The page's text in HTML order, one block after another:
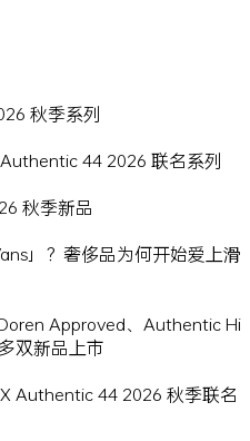
秋季系列
Authentic 44 2026 联名系列
秋季新品
」？奢侈品为何开始爱上滑
Approved、Authentic Hi
双新品上市
Authentic 44 2026 秋季联名